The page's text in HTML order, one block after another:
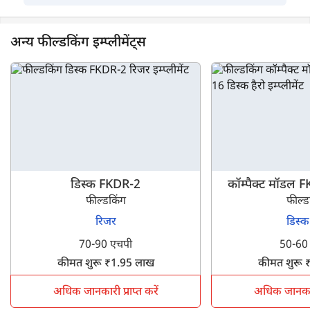
अन्य फील्डकिंग इम्प्लीमेंट्स
डिस्क FKDR-2
फील्डकिंग
रिजर
70-90 एचपी
कीमत शुरू ₹1.95 लाख
अधिक जानकारी प्राप्त करें
कॉम्पैक्ट मॉडल
50-60
कीमत शुरू
अधिक